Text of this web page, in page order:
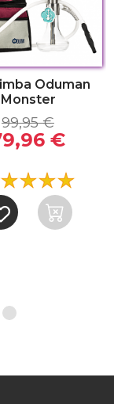
Oduman
Monster
99,95 €
€